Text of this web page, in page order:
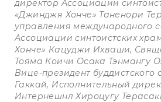
директор Ассоциации
«Джинджя Хонче» Таненори
управления международного
Ассоциации синтоистских
Хонче» Кацуджи Ихваши,
Тояма Коичи Осака Тэнмангу
Вице-президент буддистского
Гаккай, Исполнительный
Интернешнл Хироцугу